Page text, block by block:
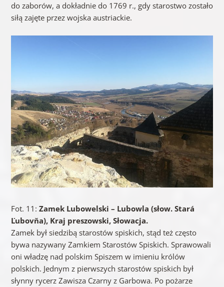
do zaborów, a dokładnie do 1769 r., gdy starostwo zostało
siłą zajęte przez wojska austriackie.
Fot. 11: Zamek Lubowelski – Lubowla (słow. Stará
Ľubovňa), Kraj preszowski, Słowacja.
Zamek był siedzibą starostów spiskich, stąd też często
bywa nazywany Zamkiem Starostów Spiskich. Sprawowali
oni władzę nad polskim Spiszem w imieniu królów
polskich. Jednym z pierwszych starostów spiskich był
słynny rycerz Zawisza Czarny z Garbowa. Po pożarze